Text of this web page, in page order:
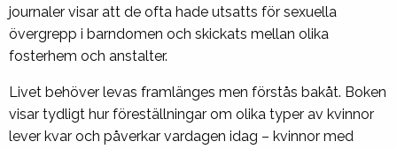
journaler visar att de ofta hade utsatts för sexuella
övergrepp i barndomen och skickats mellan olika
fosterhem och anstalter.
Livet behöver levas framlänges men förstås bakåt. Boken
visar tydligt hur föreställningar om olika typer av kvinnor
lever kvar och påverkar vardagen idag – kvinnor med